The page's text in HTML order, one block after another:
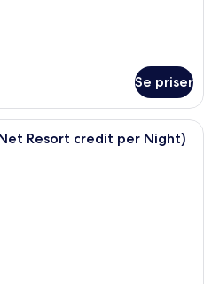
Se priser
Resort credit per Night)